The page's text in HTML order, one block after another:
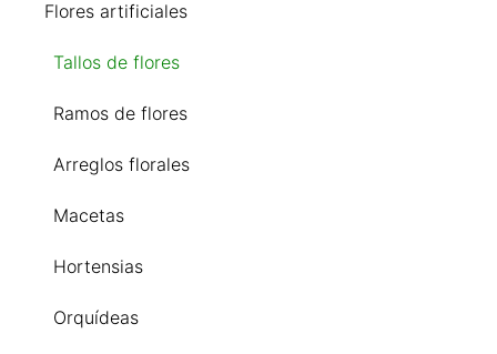
Flores artificiales
Tallos de flores
Ramos de flores
Arreglos florales
Macetas
Hortensias
Orquídeas